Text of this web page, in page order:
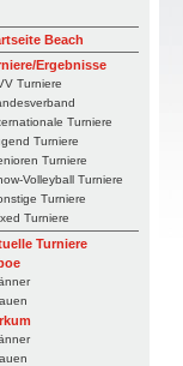
Beach
Ergebnisse
Turniere
Turniere
Turniere
Turniere
Volleyball Turniere
Turniere
Turniere
Turniere